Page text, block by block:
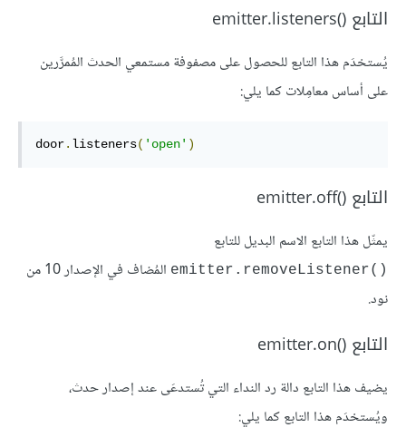
التابع emitter.listeners()‎
يُستخدَم هذا التابع للحصول على مصفوفة مستمعي الحدث المُمرَّرين
على أساس معامِلات كما يلي:
door. listeners( 'open' )
التابع emitter.off()‎
يمثّل هذا التابع الاسم البديل للتابع
emitter.removeListener()‎
المُضاف في الإصدار 10 من
نود.
التابع emitter.on()‎
يضيف هذا التابع دالة رد النداء التي تُستدعَى عند إصدار حدث،
ويُستخدَم هذا التابع كما يلي: